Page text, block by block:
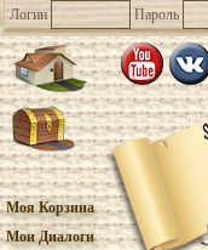
Логин Пароль
Моя Корзина
Мои Диалоги